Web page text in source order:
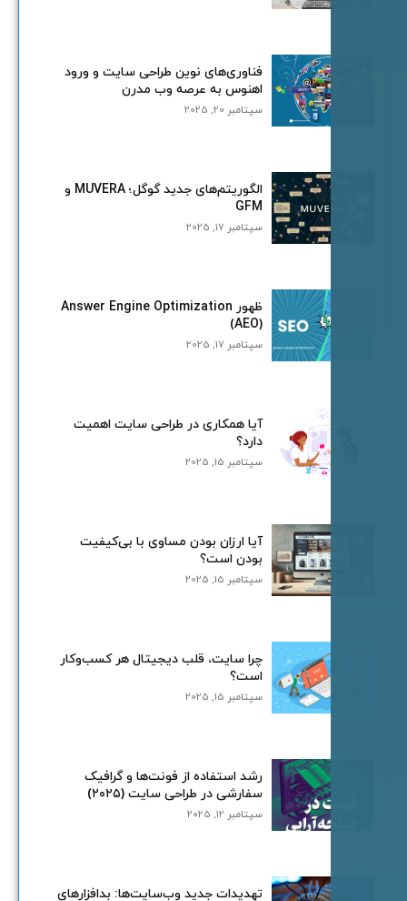
فناوری‌های نوین طراحی سایت و ورود
اهنوس به عرصه وب مدرن
سپتامبر 20, 2025
الگوریتم‌های جدید گوگل؛ MUVERA و
GFM
سپتامبر 17, 2025
ظهور Answer Engine Optimization
(AEO)
سپتامبر 17, 2025
آیا همکاری در طراحی سایت اهمیت
دارد؟
سپتامبر 15, 2025
آیا ارزان بودن مساوی با بی‌کیفیت
بودن است؟
سپتامبر 15, 2025
چرا سایت، قلب دیجیتال هر کسب‌وکار
است؟
سپتامبر 15, 2025
رشد استفاده از فونت‌ها و گرافیک
سفارشی در طراحی سایت (۲۰۲۵)
سپتامبر 12, 2025
تهدیدات جدید وب‌سایت‌ها: بدافزارهای